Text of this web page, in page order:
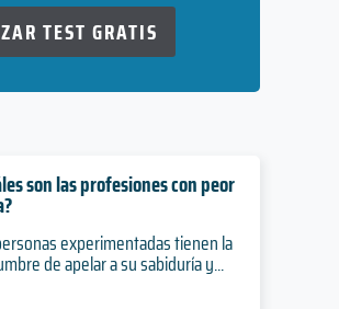
TEST GRATIS
son las profesiones con peor
experimentadas tienen la
de apelar a su sabiduría y...